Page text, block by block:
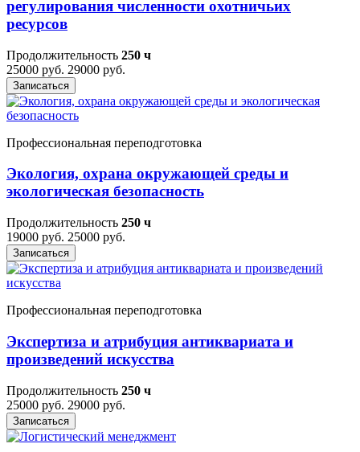
регулирования численности охотничьих
ресурсов
Продолжительность 250 ч
25000 руб. 29000 руб.
Записаться
Профессиональная переподготовка
Экология, охрана окружающей среды и
экологическая безопасность
Продолжительность 250 ч
19000 руб. 25000 руб.
Записаться
Профессиональная переподготовка
Экспертиза и атрибуция антиквариата и
произведений искусства
Продолжительность 250 ч
25000 руб. 29000 руб.
Записаться